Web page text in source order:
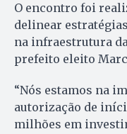
O encontro foi
delinear
na infraestrutura
prefeito eleito
“Nós estamos na
autorização de
milhões em